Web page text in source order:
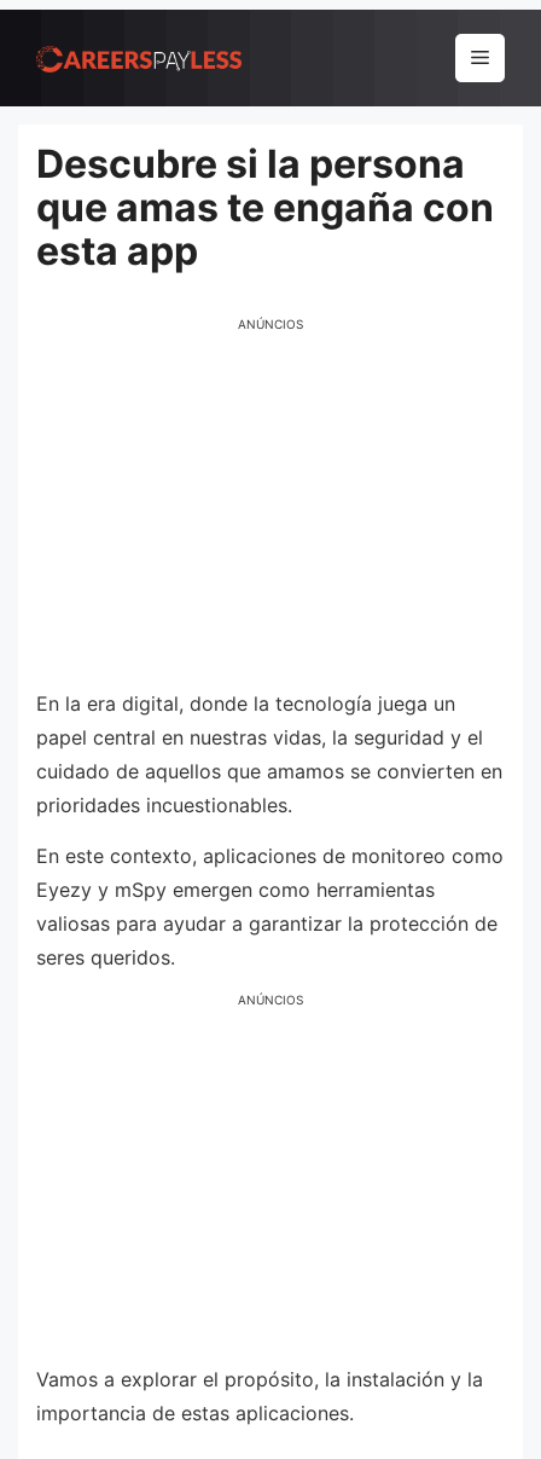
para
conteúdo
Menu
Descubre si la persona
que amas te engaña con
esta app
ANÚNCIOS
En la era digital, donde la tecnología juega un
papel central en nuestras vidas, la seguridad y el
cuidado de aquellos que amamos se convierten en
prioridades incuestionables.
En este contexto, aplicaciones de monitoreo como
Eyezy y mSpy emergen como herramientas
valiosas para ayudar a garantizar la protección de
seres queridos.
ANÚNCIOS
Vamos a explorar el propósito, la instalación y la
importancia de estas aplicaciones.